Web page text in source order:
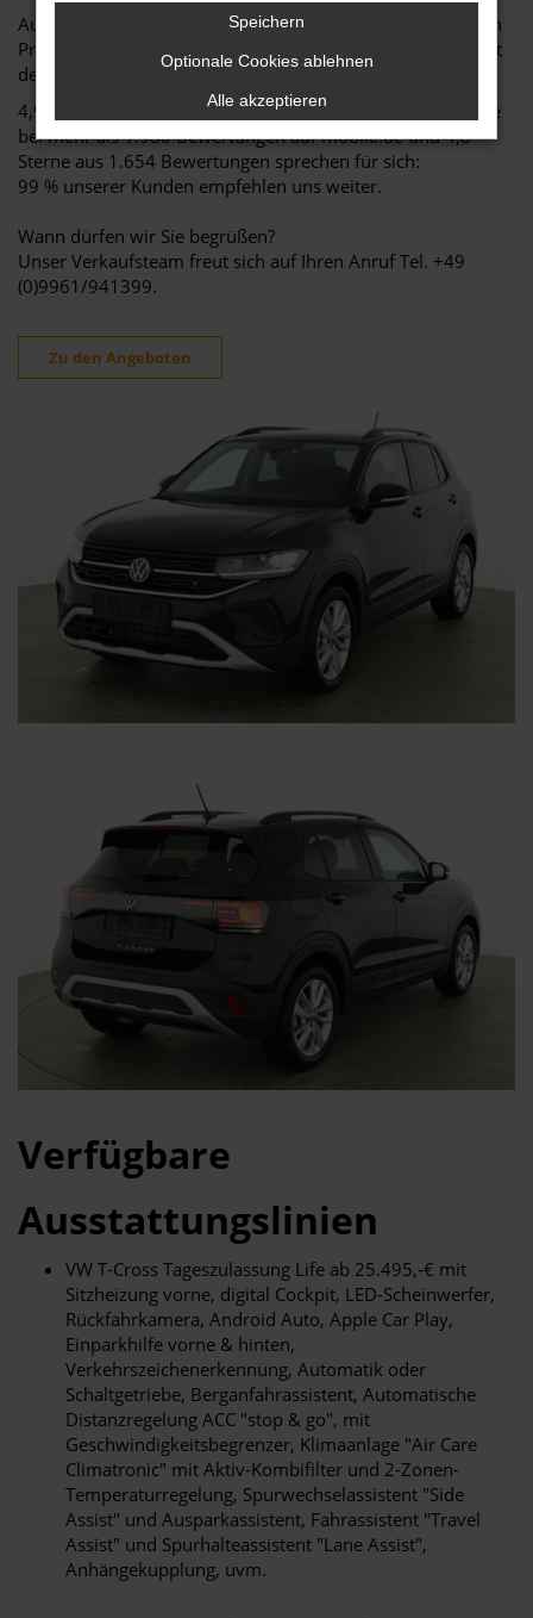
Auto Niedermayer hat im Jahr 2025 über 50 VW T-Cross an
Privatkunden in ganz Niederbayern ausgeliefert und gehört
dem Branchenverband BVfK an.
4,9 Sterne aus über 1.770 Google-Bewertungen, 4,9 Sterne
bei mehr als 1.980 Bewertungen auf mobile.de und 4,8
Sterne aus 1.654 Bewertungen sprechen für sich:
99 % unserer Kunden empfehlen uns weiter.
Wann dürfen wir Sie begrüßen?
Unser Verkaufsteam freut sich auf Ihren Anruf Tel. +49
(0)9961/941399.
Zu den Angeboten
Verfügbare
Ausstattungslinien
VW T-Cross Tageszulassung Life ab 25.495,-€ mit
Sitzheizung vorne, digital Cockpit, LED-Scheinwerfer,
Rückfahrkamera, Android Auto, Apple Car Play,
Einparkhilfe vorne & hinten,
Verkehrszeichenerkennung, Automatik oder
Schaltgetriebe, Berganfahrassistent, Automatische
Distanzregelung ACC "stop & go", mit
Geschwindigkeitsbegrenzer, Klimaanlage "Air Care
Climatronic" mit Aktiv-Kombifilter und 2-Zonen-
Temperaturregelung, Spurwechselassistent "Side
Assist" und Ausparkassistent, Fahrassistent "Travel
Assist" und Spurhalteassistent "Lane Assist",
Anhängekupplung, uvm.
Speichern
Optionale Cookies ablehnen
Alle akzeptieren